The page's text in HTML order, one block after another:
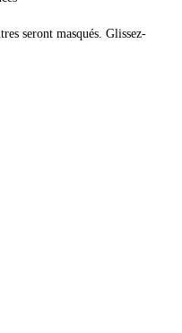
seront masqués. Glissez-